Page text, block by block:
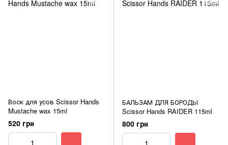
Воск для усов Scissor Hands
Mustache wax 15ml
520 грн
БАЛЬЗАМ ДЛЯ БОРОДЫ
Scissor Hands RAIDER 115ml
800 грн